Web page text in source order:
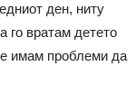
ден, ниту
го вратам детето
имам проблеми да